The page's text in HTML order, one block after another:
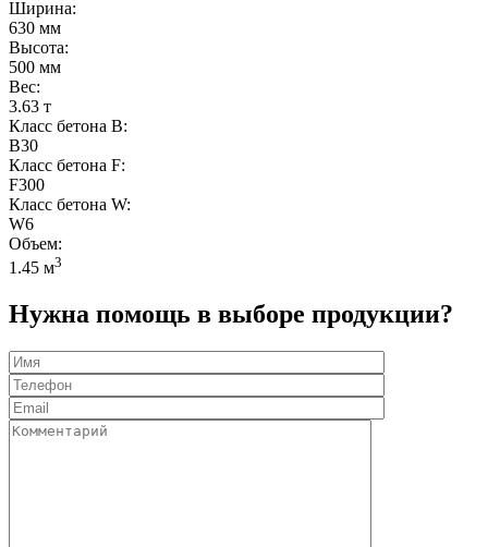
Ширина:
630 мм
Высота:
500 мм
Вес:
3.63 т
Класс бетона B:
B30
Класс бетона F:
F300
Класс бетона W:
W6
Объем:
1.45 м3
Нужна помощь в выборе продукции?